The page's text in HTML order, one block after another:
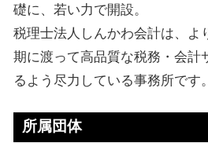
礎に、若い力で開設。
税理士法人しんかわ会計は、よ
期に渡って高品質な税務・会計
るよう尽力している事務所です。
所属団体